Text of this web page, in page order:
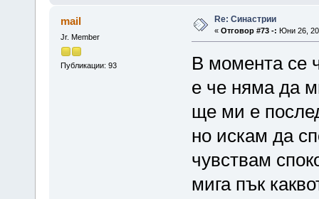
mail
Jr. Member
Публикации: 93
Re: Синастрии
« Отговор #73 -: Юни 26,
В момента се
е че няма да
ще ми е
но искам да
чувствам
мига пък